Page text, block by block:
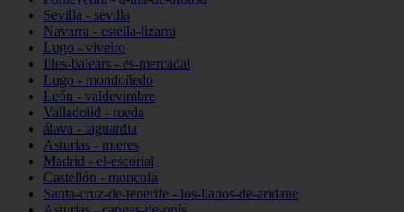
Sevilla - sevilla
Navarra - estella-lizarra
Lugo - viveiro
Illes-balears - es-mercadal
Lugo - mondoñedo
León - valdevimbre
Valladolid - rueda
álava - laguardia
Asturias - mieres
Madrid - el-escorial
Castellón - moncofa
Santa-cruz-de-tenerife - los-llanos-de-aridane